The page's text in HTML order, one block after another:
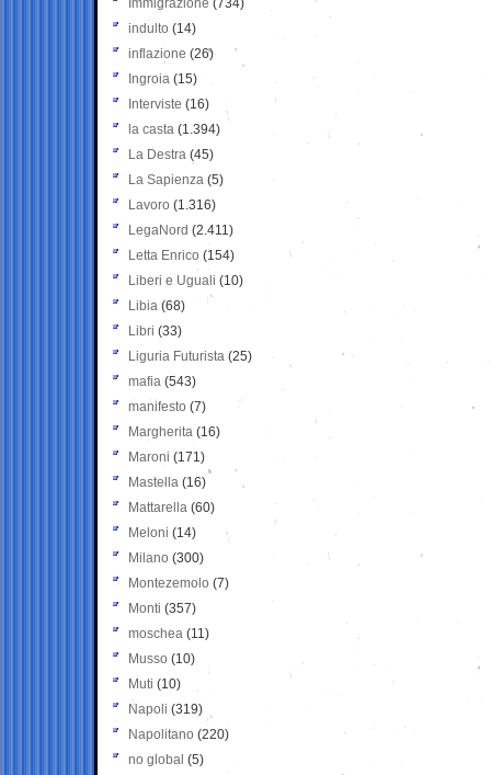
Immigrazione (734)
indulto (14)
inflazione (26)
Ingroia (15)
Interviste (16)
la casta (1.394)
La Destra (45)
La Sapienza (5)
Lavoro (1.316)
LegaNord (2.411)
Letta Enrico (154)
Liberi e Uguali (10)
Libia (68)
Libri (33)
Liguria Futurista (25)
mafia (543)
manifesto (7)
Margherita (16)
Maroni (171)
Mastella (16)
Mattarella (60)
Meloni (14)
Milano (300)
Montezemolo (7)
Monti (357)
moschea (11)
Musso (10)
Muti (10)
Napoli (319)
Napolitano (220)
no global (5)